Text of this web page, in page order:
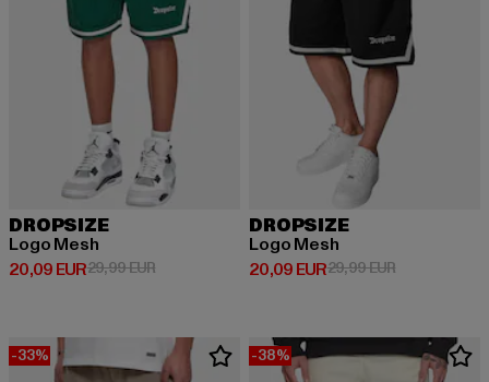
DROPSIZE
Logo Mesh
20,09 EUR
Prix courant: 20,09 EUR
29,99 EURPrix en promotion: 29,99 EUR
DROPSIZE
Logo Mesh
20,09 EUR
Prix courant: 20,09 EUR
29,99 EURPrix en
-33% -38%